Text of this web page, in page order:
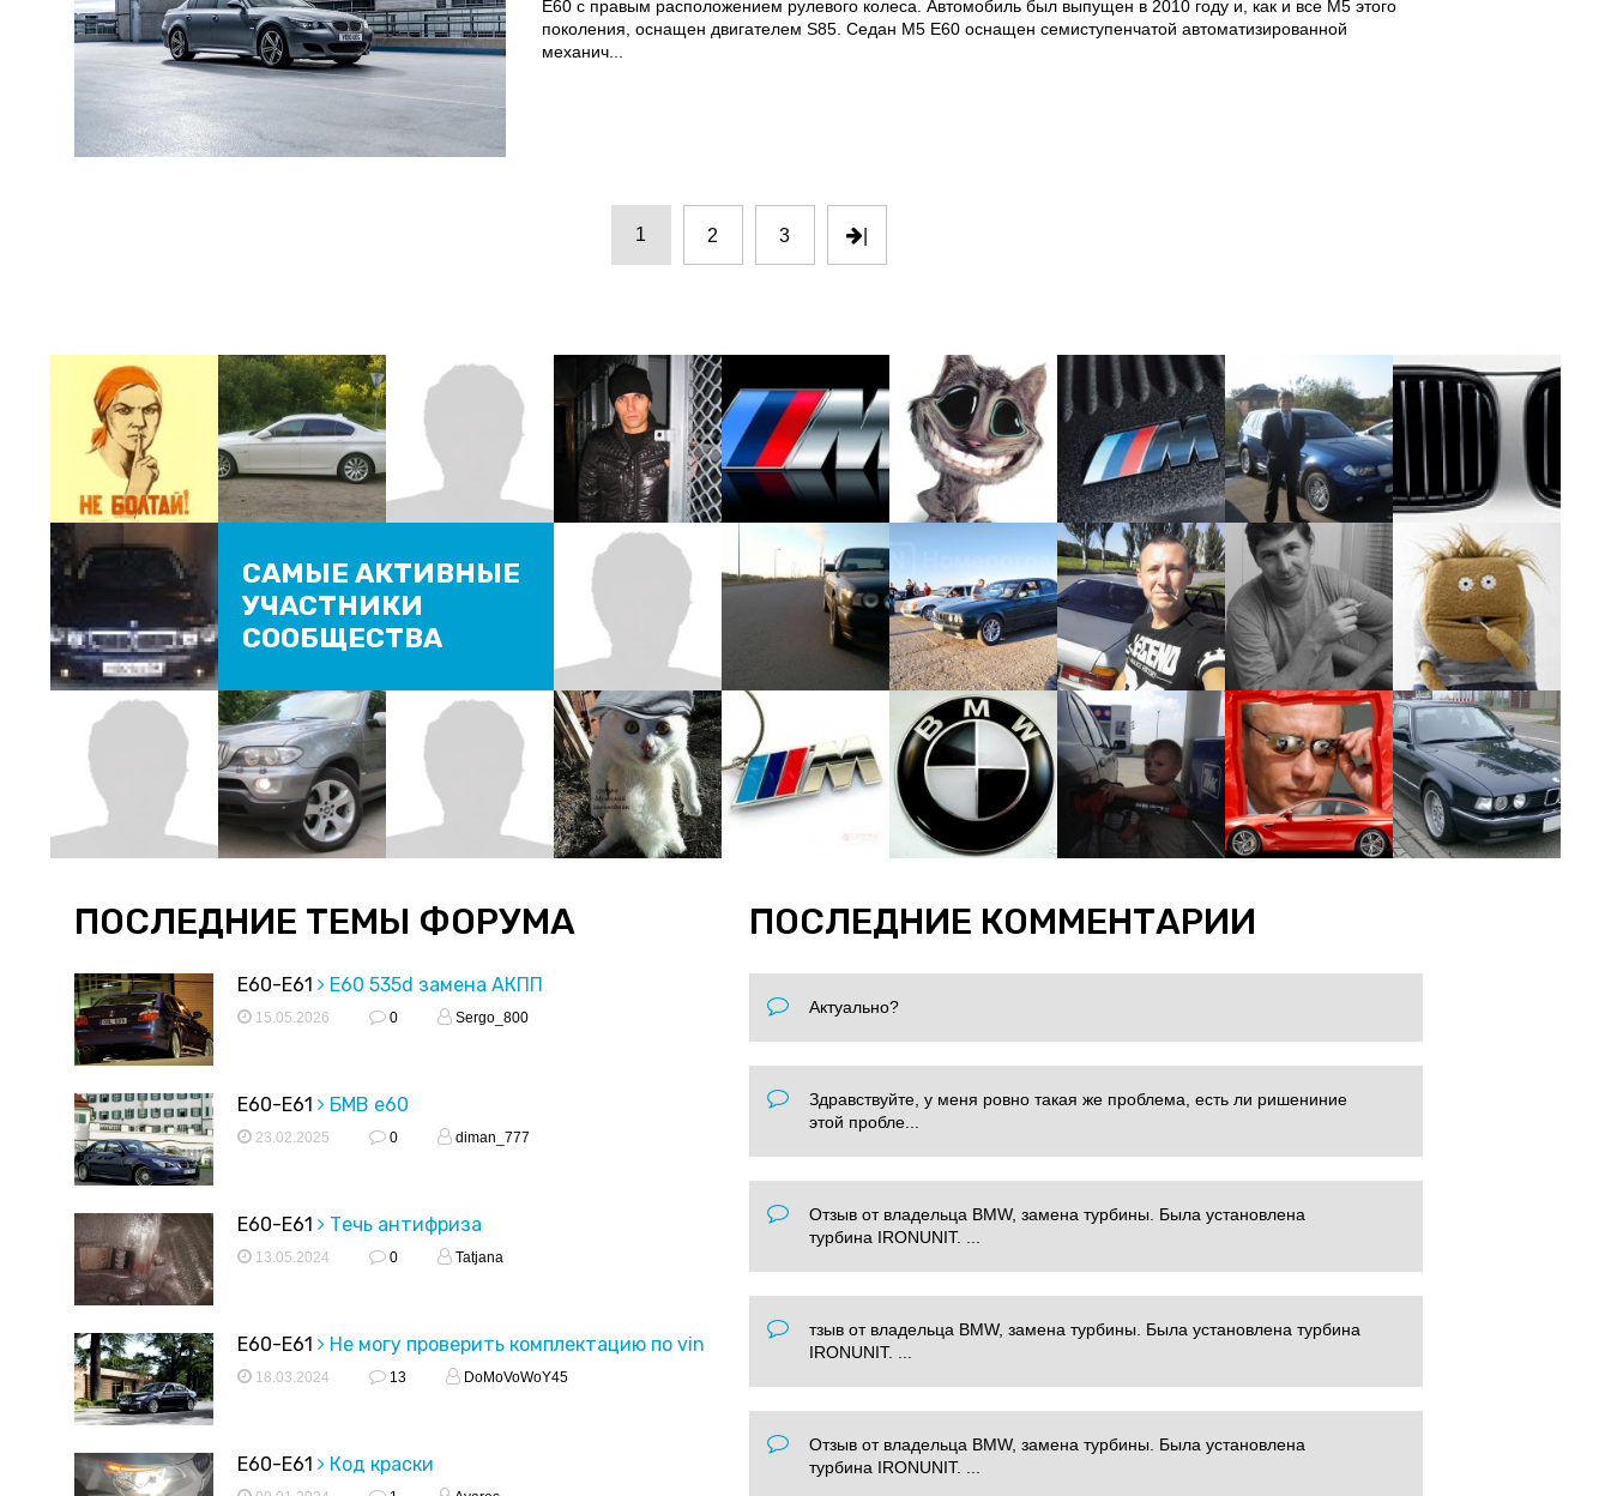
E60 с правым расположением рулевого колеса. Автомобиль был выпущен в 2010 году и, как и все M5 этого
поколения, оснащен двигателем S85. Седан M5 E60 оснащен семиступенчатой автоматизированной
механич...
1 2 3
САМЫЕ АКТИВНЫЕ
УЧАСТНИКИ
СООБЩЕСТВА
ПОСЛЕДНИЕ ТЕМЫ ФОРУМА
E60-E61 E60 535d замена АКПП
15.05.2026 0 Sergo_800
E60-E61 БМВ е60
23.02.2025 0 diman_777
E60-E61 Течь антифриза
13.05.2024 0 Tatjana
E60-E61 Не могу проверить комплектацию по vin
18.03.2024 13 DoMoVoWoY45
E60-E61 Код краски
ПОСЛЕДНИЕ КОММЕНТАРИИ
Актуально?
Здравствуйте, у меня ровно такая же проблема, есть ли ришениние
этой пробле...
Отзыв от владельца BMW, замена турбины. Была установлена
турбина IRONUNIT. ...
тзыв от владельца BMW, замена турбины. Была установлена турбина
IRONUNIT. ...
Отзыв от владельца BMW, замена турбины. Была установлена
турбина IRONUNIT. ...